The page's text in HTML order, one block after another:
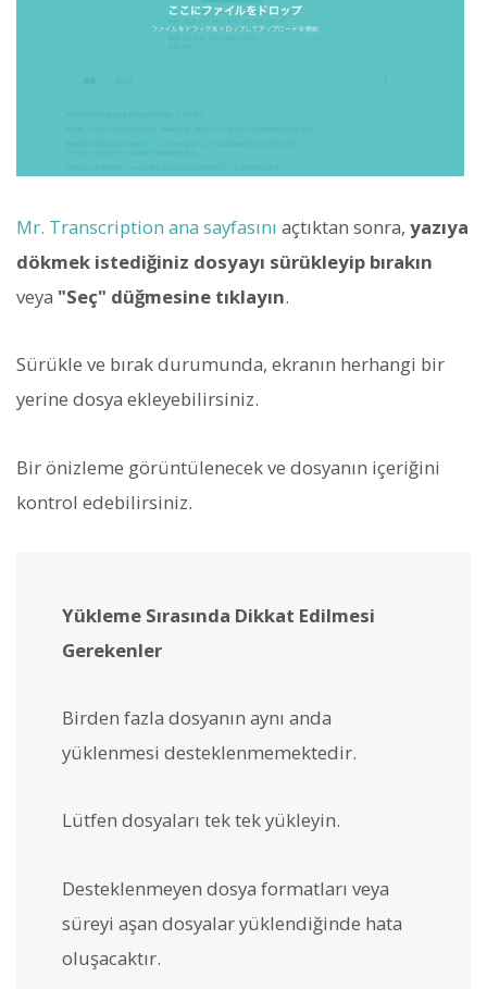
Mr. Transcription ana sayfasını açtıktan sonra, yazıya
dökmek istediğiniz dosyayı sürükleyip bırakın
veya "Seç" düğmesine tıklayın.
Sürükle ve bırak durumunda, ekranın herhangi bir
yerine dosya ekleyebilirsiniz.
Bir önizleme görüntülenecek ve dosyanın içeriğini
kontrol edebilirsiniz.
Yükleme Sırasında Dikkat Edilmesi
Gerekenler
Birden fazla dosyanın aynı anda
yüklenmesi desteklenmemektedir.
Lütfen dosyaları tek tek yükleyin.
Desteklenmeyen dosya formatları veya
süreyi aşan dosyalar yüklendiğinde hata
oluşacaktır.